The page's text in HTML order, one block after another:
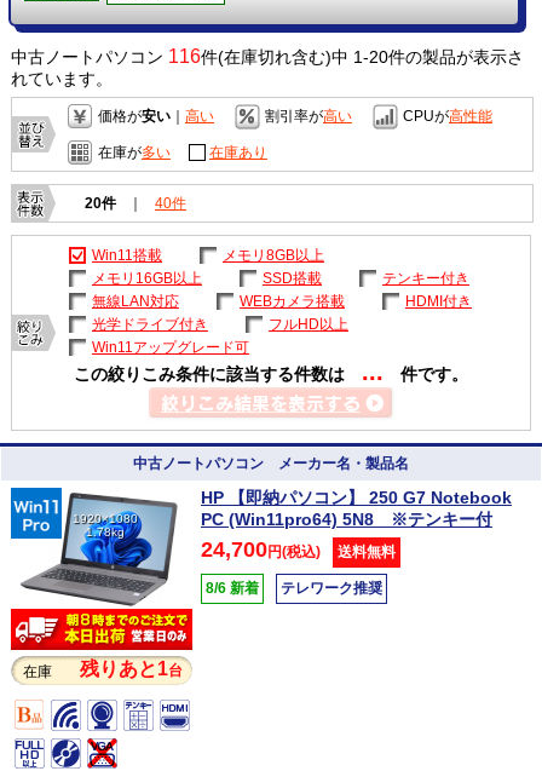
中古ノートパソコン 116件(在庫切れ含む)中 1-20件の製品が表示さ
れています。
価格が安い｜ 高い 割引率が高い CPUが高性能
在庫が多い 在庫あり
20件 ｜ 40件
Win11搭載
メモリ8GB以上
メモリ16GB以上
SSD搭載
テンキー付き
無線LAN対応
WEBカメラ搭載
HDMI付き
光学ドライブ付き
フルHD以上
Win11アップグレード可
この絞りこみ条件に該当する件数は ... 件です。
中古ノートパソコン メーカー名・製品名
1920×1080
1.78kg
在庫 残りあと1台
HP 【即納パソコン】 250 G7 Notebook
PC (Win11pro64) 5N8 ※テンキー付
24,700円(税込) 送料無料
8/6 新着 テレワーク推奨